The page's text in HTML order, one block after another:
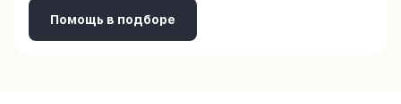
Помощь в подборе